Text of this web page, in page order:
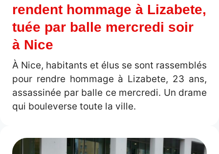
rendent hommage à Lizabete,
tuée par balle mercredi soir
à Nice
À Nice, habitants et élus se sont rassemblés
pour rendre hommage à Lizabete, 23 ans,
assassinée par balle ce mercredi. Un drame
qui bouleverse toute la ville.